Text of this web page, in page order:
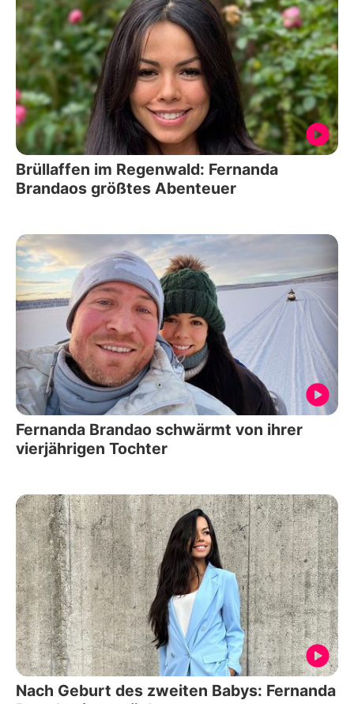
Brüllaffen im Regenwald: Fernanda
Brandaos größtes Abenteuer
Fernanda Brandao schwärmt von ihrer
vierjährigen Tochter
Nach Geburt des zweiten Babys: Fernanda